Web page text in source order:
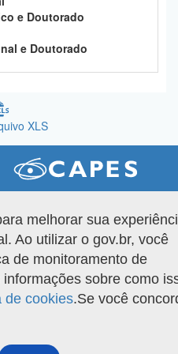
e Doutorado
e Doutorado
XLS
2022 Capes. Todos os direitos reservados.
melhorar sua
Ao utilizar o gov.br, você
de monitoramento de
sobre como
de cookies.Se você